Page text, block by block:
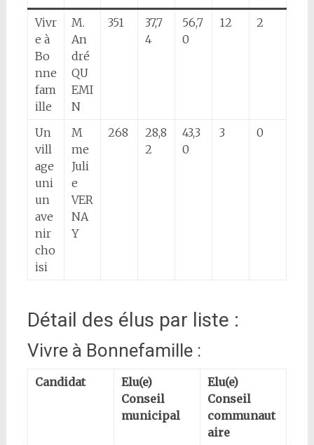
Vivr
e à
Bo
nne
fam
ille
M.
An
dré
QU
EMI
N
351
37,7
4
56,7
0
12 2
Un
vill
age
uni
un
ave
nir
cho
isi
M
me
Juli
e
VER
NA
Y
268
28,8
2
43,3
0
3 0
Détail des élus par liste :
Vivre à Bonnefamille :
Candidat
Elu(e)
Conseil
municipal
Elu(e)
Conseil
communaut
aire